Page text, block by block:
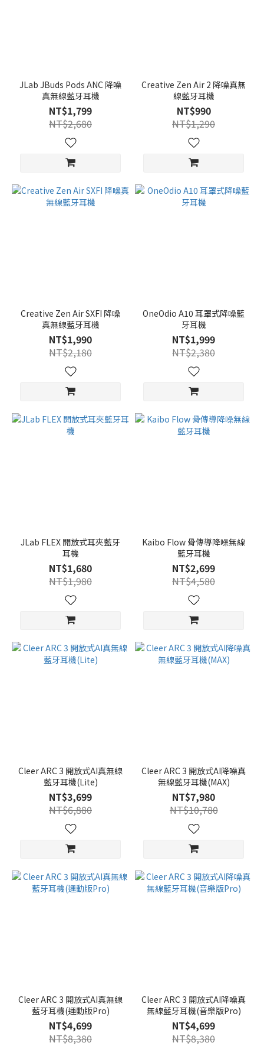
JLab JBuds Pods ANC 降噪
真無線藍牙耳機
NT$1,799
NT$2,680
Creative Zen Air 2 降噪真無
線藍牙耳機
NT$990
NT$1,290
Creative Zen Air SXFI 降噪
真無線藍牙耳機
NT$1,990
NT$2,180
OneOdio A10 耳罩式降噪藍
牙耳機
NT$1,999
NT$2,380
JLab FLEX 開放式耳夾藍牙
耳機
NT$1,680
NT$1,980
Kaibo Flow 骨傳導降噪無線
藍牙耳機
NT$2,699
NT$4,580
Cleer ARC 3 開放式AI真無線
藍牙耳機(Lite)
NT$3,699
NT$6,880
Cleer ARC 3 開放式AI降噪真
無線藍牙耳機(MAX)
NT$7,980
NT$10,780
Cleer ARC 3 開放式AI真無線
藍牙耳機(運動版Pro)
NT$4,699
NT$8,380
Cleer ARC 3 開放式AI降噪真
無線藍牙耳機(音樂版Pro)
NT$4,699
NT$8,380